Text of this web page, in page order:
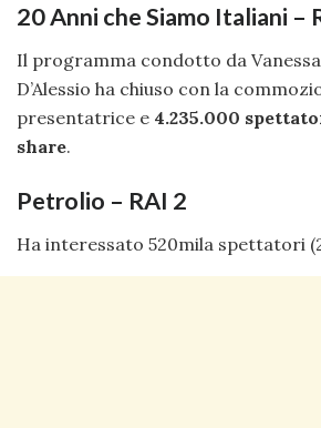
20 Anni che Siamo Italiani –
Il programma condotto da
D’Alessio ha chiuso con la
presentatrice e 4.235.000
share.
Petrolio – RAI 2
Ha interessato 520mila spettatori